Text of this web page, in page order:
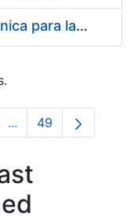
Servicios de asistencia técnica para la realización de análisis de las aguas potables
Use TAB to
...Intermediate Pages
Page
49